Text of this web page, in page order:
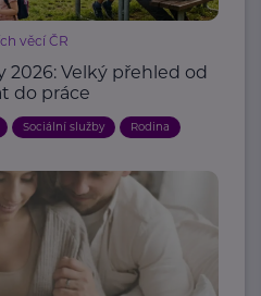
věcí ČR
Velký přehled od
do práce
Sociální služby Rodina